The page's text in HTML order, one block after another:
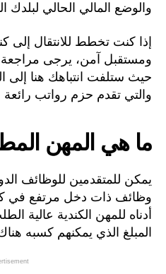
والوضع المالي الحالي
إذا كنت تخطط للانتقال إلى
ومستقبل آمن، يرجى مراجعة
حيث ستلفت انتباهك هنا إلى
والتي تقدم حزم رواتب رائعة
ما هي المهن
يمكن للمتقدمين للوظائف
وظائف ذات دخل مرتفع في
أدناه للمهن الكندية عالية
المبلغ الذي يمكنهم كسبه